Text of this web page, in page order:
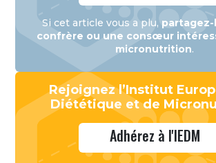
Si cet article vous a plu, partagez-
confrère ou une consœur
micronutrition.
Rejoignez l’Institut
Diététique et de
Adhérez à l'IEDM